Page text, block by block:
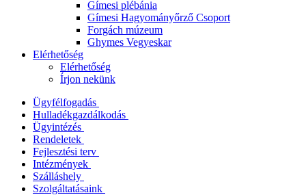
Gímesi plébánia
Gímesi Hagyományőrző Csoport
Forgách múzeum
Ghymes Vegyeskar
Elérhetőség
Elérhetőség
Írjon nekünk
Ügyfélfogadás
Hulladékgazdálkodás
Ügyintézés
Rendeletek
Fejlesztési terv
Intézmények
Szálláshely
Szolgáltatásaink